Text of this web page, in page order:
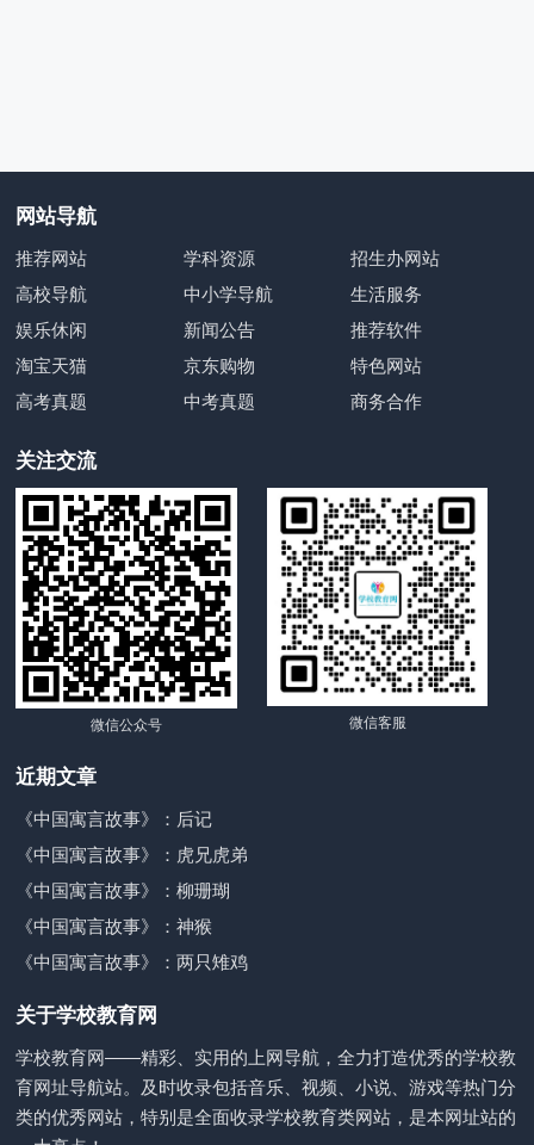
网站导航
推荐网站 学科资源
招生办网站
高校导航
中小学导航
生活服务
娱乐休闲
新闻公告
推荐软件
淘宝天猫
京东购物
特色网站
高考真题
中考真题 商务合作
关注交流
微信公众号 微信客服
近期文章
《中国寓言故事》：后记
《中国寓言故事》：虎兄虎弟
《中国寓言故事》：柳珊瑚
《中国寓言故事》：神猴
《中国寓言故事》：两只雉鸡
关于学校教育网
学校教育网——精彩、实用的上网导航，全力打造优秀的学校教
育网址导航站。及时收录包括音乐、视频、小说、游戏等热门分
类的优秀网站，特别是全面收录学校教育类网站，是本网址站的